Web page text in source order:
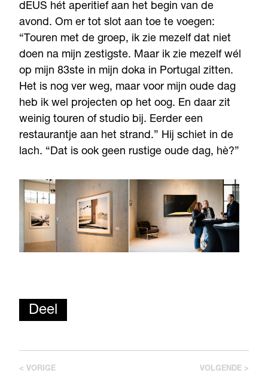
dEUS hét aperitief aan het begin van de
avond. Om er tot slot aan toe te voegen:
“Touren met de groep, ik zie mezelf dat niet
doen na mijn zestigste. Maar ik zie mezelf wél
op mijn 83ste in mijn doka in Portugal zitten.
Het is nog ver weg, maar voor mijn oude dag
heb ik wel projecten op het oog. En daar zit
weinig touren of studio bij. Eerder een
restaurantje aan het strand.” Hij schiet in de
lach. “Dat is ook geen rustige oude dag, hè?”
Deel
< VORIGE VOLGENDE >